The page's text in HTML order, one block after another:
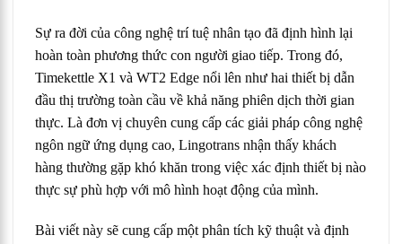
Sự ra đời của công nghệ trí tuệ nhân tạo đã định hình lại
hoàn toàn phương thức con người giao tiếp. Trong đó,
Timekettle X1 và WT2 Edge nổi lên như hai thiết bị dẫn
đầu thị trường toàn cầu về khả năng phiên dịch thời gian
thực. Là đơn vị chuyên cung cấp các giải pháp công nghệ
ngôn ngữ ứng dụng cao, Lingotrans nhận thấy khách
hàng thường gặp khó khăn trong việc xác định thiết bị nào
thực sự phù hợp với mô hình hoạt động của mình.
Bài viết này sẽ cung cấp một phân tích kỹ thuật và định